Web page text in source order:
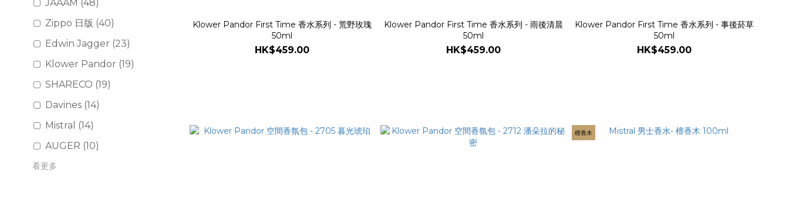
JAAAM (48)
Zippo 日版 (40)
Edwin Jagger (23)
Klower Pandor (19)
SHARECO (19)
Davines (14)
Mistral (14)
AUGER (10)
看更多
Klower Pandor First Time 香水系列 - 荒野玫瑰
50ml
HK$459.00
Klower Pandor First Time 香水系列 - 雨後清晨
50ml
HK$459.00
Klower Pandor First Time 香水系列 - 事後菸草
50ml
HK$459.00
檀香木